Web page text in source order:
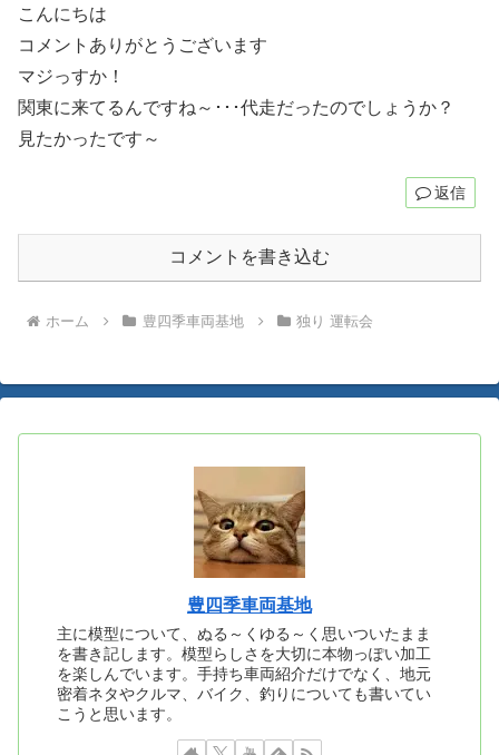
こんにちは
コメントありがとうございます
マジっすか！
関東に来てるんですね～･･･代走だったのでしょうか？
見たかったです～
返信
コメントを書き込む
ホーム 豊四季車両基地 独り 運転会
豊四季車両基地
主に模型について、ぬる～くゆる～く思いついたまま
を書き記します。模型らしさを大切に本物っぽい加工
を楽しんでいます。手持ち車両紹介だけでなく、地元
密着ネタやクルマ、バイク、釣りについても書いてい
こうと思います。